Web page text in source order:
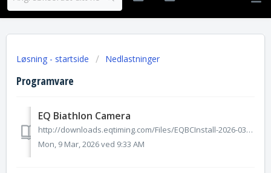
Løsning - startside Nedlastninger
Programvare
EQ Biathlon Camera
http://downloads.eqtiming.com/Files/EQBCInstall-2026-03-09-1420
Mon, 9 Mar, 2026 ved 9:33 AM